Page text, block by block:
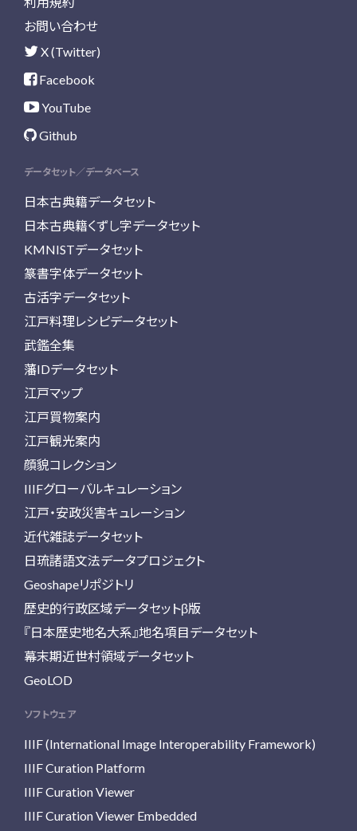
お問い合わせ
X (Twitter)
Facebook
YouTube
Github
データセット／データベース
日本古典籍データセット
日本古典籍くずし字データセット
KMNISTデータセット
篆書字体データセット
古活字データセット
江戸料理レシピデータセット
武鑑全集
藩IDデータセット
江戸マップ
江戸買物案内
江戸観光案内
顔貌コレクション
IIIFグローバルキュレーション
江戸・安政災害キュレーション
近代雑誌データセット
日琉諸語文法データプロジェクト
Geoshapeリポジトリ
歴史的行政区域データセットβ版
『日本歴史地名大系』地名項目データセット
幕末期近世村領域データセット
GeoLOD
ソフトウェア
IIIF (International Image Interoperability Framework)
IIIF Curation Platform
IIIF Curation Viewer
IIIF Curation Viewer Embedded